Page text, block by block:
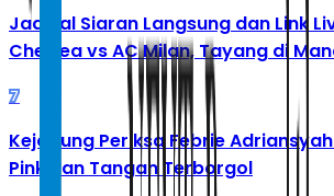
Jadwal Siaran Langsung dan Link
Chelsea vs AC Milan, Tayang di
7
Kejagung Periksa Febrie
Pink dan Tangan Terborgol